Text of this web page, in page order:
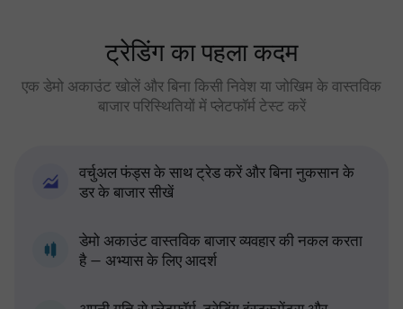
ट्रेडिंग का पहला कदम
एक डेमो अकाउंट खोलें और बिना किसी निवेश या जोखिम के वास्तविक
बाजार परिस्थितियों में प्लेटफॉर्म टेस्ट करें
वर्चुअल फंड्स के साथ ट्रेड करें और बिना नुकसान के
डर के बाजार सीखें
डेमो अकाउंट वास्तविक बाजार व्यवहार की नकल करता
है — अभ्यास के लिए आदर्श